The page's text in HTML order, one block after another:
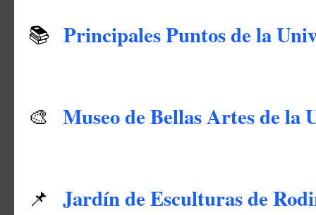
📚 Principales Puntos de la
🎨 Museo de Bellas Artes de la
📌 Jardín de Esculturas de